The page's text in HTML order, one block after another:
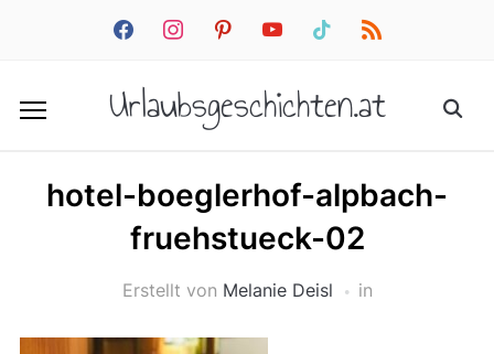
facebookinstagrampinterestyoutube tiktok rss
Urlaubsgeschichten.at
hotel-boeglerhof-alpbach-
fruehstueck-02
Erstellt von Melanie Deisl in